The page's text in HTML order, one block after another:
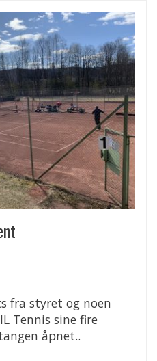
fra styret og noen
Tennis sine fire
åpnet..